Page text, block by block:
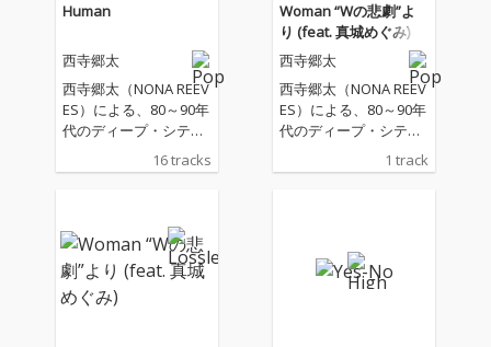
Human
西寺郷太
西寺郷太（NONA REEV
ES）による、80～90年
代のディープ・シティ
ポップ＝歌謡曲／ニュ
ー・ミュージックに向
ム『Human』が完成！
テレビやラジオ、テレ
ビアニメ、スナック、
カラオケなど、 昭和と
16 tracks
Woman “Wの悲劇”よ
り (feat. 真城めぐみ)
西寺郷太
西寺郷太（NONA REEV
ES）による、80～90年
代のディープ・シティ
ポップ＝歌謡曲／ニュ
ー・ミュージックに向
2/18（水）発売アルバ
ムからの先行シングル
1 track